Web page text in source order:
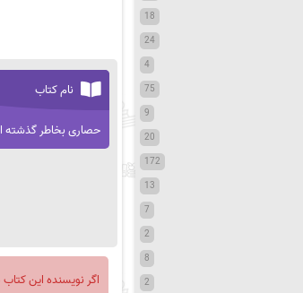
نام کتاب
حصاری بخاطر گذشته
اگر نویسنده این
18
24
4
75
9
20
172
13
7
2
8
2